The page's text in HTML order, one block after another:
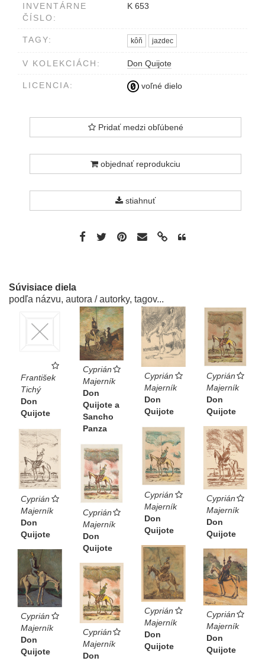
INVENTÁRNE
ČÍSLO:
K 653
TAGY: kôň jazdec
V KOLEKCIÁCH: Don Quijote
LICENCIA: voľné dielo
Pridať medzi obľúbené
objednať reprodukciu
stiahnuť
Súvisiace diela
podľa názvu, autora / autorky, tagov...
František
Tichý
Don
Quijote
Cyprián
Majerník
Don
Quijote a
Sancho
Panza
Cyprián
Majerník
Don
Quijote
Cyprián
Majerník
Don
Quijote
Cyprián
Majerník
Don
Quijote
Cyprián
Majerník
Don
Quijote
Cyprián
Majerník
Don
Quijote
Cyprián
Majerník
Don
Quijote
Cyprián
Majerník
Don
Quijote
Cyprián
Majerník
Don
Quijote
Cyprián
Majerník
Don
Quijote
Cyprián
Majerník
Don